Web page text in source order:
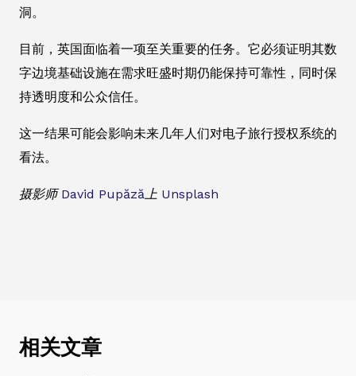
洞。
目前，英国面临着一项至关重要的任务。它必须证明其数
字边境基础设施在需求旺盛时期仍能保持可靠性，同时保
持透明度和公众信任。
这一结果可能会影响未来几年人们对电子旅行授权系统的
看法。
摄影师David Pupăză 上 Unsplash
相关文章